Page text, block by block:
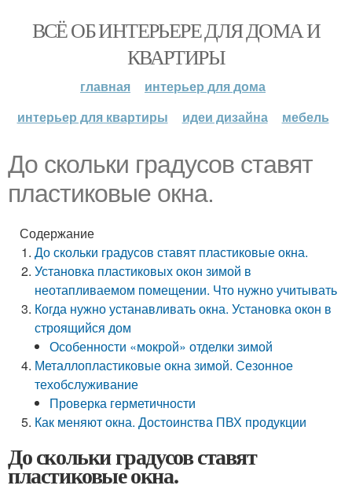
ВСЁ ОБ ИНТЕРЬЕРЕ ДЛЯ ДОМА И
КВАРТИРЫ
главная
интерьер для дома
интерьер для квартиры
идеи дизайна мебель
До скольки градусов ставят
пластиковые окна.
Содержание
До скольки градусов ставят пластиковые окна.
Установка пластиковых окон зимой в
неотапливаемом помещении. Что нужно учитывать
Когда нужно устанавливать окна. Установка окон в
строящийся дом
Особенности «мокрой» отделки зимой
Металлопластиковые окна зимой. Сезонное
техобслуживание
Проверка герметичности
Как меняют окна. Достоинства ПВХ продукции
До скольки градусов ставят
пластиковые окна.